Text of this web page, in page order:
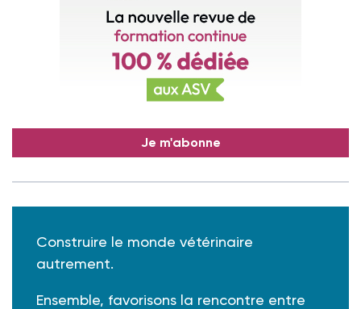
Je m'abonne
Construire le monde vétérinaire
autrement.
Ensemble, favorisons la rencontre entre